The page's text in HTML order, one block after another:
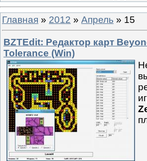
Главная » 2012 » Апрель » 15
BZTEdit: Редактор карт
Tolerance (Win)